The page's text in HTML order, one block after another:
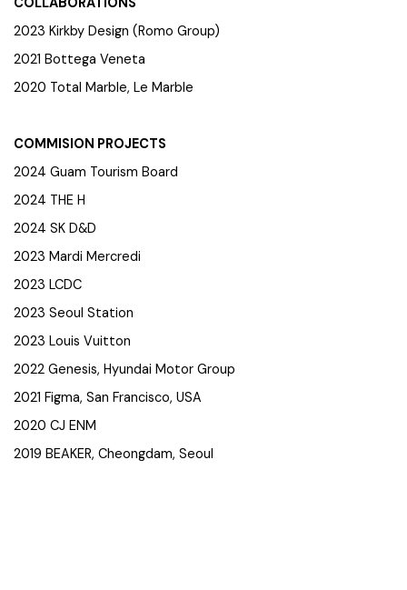
2023 Kirkby Design (Romo Group)
2021 Bottega Veneta
2020 Total Marble, Le Marble
COMMISION PROJECTS
2024 Guam Tourism Board
2024 THE H
2024 SK D&D
2023 Mardi Mercredi
2023 LCDC
2023 Seoul Station
2023 Louis Vuitton
2022 Genesis, Hyundai Motor Group
2021 Figma, San Francisco, USA
2020 CJ ENM
2019 BEAKER, Cheongdam, Seoul